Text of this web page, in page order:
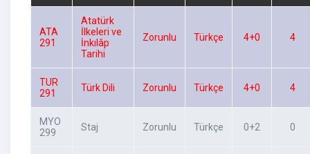
ATA
291
Atatürk
İlkeleri ve
İnkılâp
Tarihi
Zorunlu Türkçe 4+0 4
TUR
291
Türk Dili Zorunlu Türkçe 4+0 4
MYO
299
Staj Zorunlu Türkçe 0+2 0